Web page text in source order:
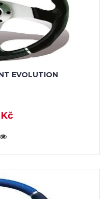
EVOLUTION